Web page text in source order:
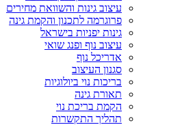
עיצוב גינות והשוואת מחירים
פרוגרמה לתכנון והקמת גינה
גינות יפניות בישראל
עיצוב נוף ופנג שואי
אדריכל נוף
סגנון העיצוב
בריכות נוי ביולוגיות
תאורת גינה
הקמת בריכת נוי
תהליך התקשרות